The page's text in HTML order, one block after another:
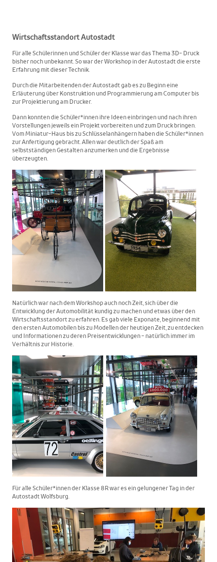
Wirtschaftsstandort Autostadt
Für alle Schülerinnen und Schüler der Klasse war das Thema 3D- Druck
bisher noch unbekannt. So war der Workshop in der Autostadt die erste
Erfahrung mit dieser Technik.
Durch die Mitarbeitenden der Autostadt gab es zu Beginn eine
Erläuterung über Konstruktion und Programmierung am Computer bis
zur Projektierung am Drucker.
Dann konnten die Schüler*innen ihre Ideen einbringen und nach ihren
Vorstellungen jeweils ein Projekt vorbereiten und zum Druck bringen.
Vom Miniatur-Haus bis zu Schlüsselanhängern haben die Schüler*innen
zur Anfertigung gebracht. Allen war deutlich der Spaß am
selbstständigen Gestalten anzumerken und die Ergebnisse
überzeugten.
Natürlich war nach dem Workshop auch noch Zeit, sich über die
Entwicklung der Automobilität kundig zu machen und etwas über den
Wirtschaftsstandort zu erfahren. Es gab viele Exponate, beginnend mit
den ersten Automobilen bis zu Modellen der heutigen Zeit, zu entdecken
und Informationen zu deren Preisentwicklungen - natürlich immer im
Verhältnis zur Historie.
Für alle Schüler*innen der Klasse 8R war es ein gelungener Tag in der
Autostadt Wolfsburg.